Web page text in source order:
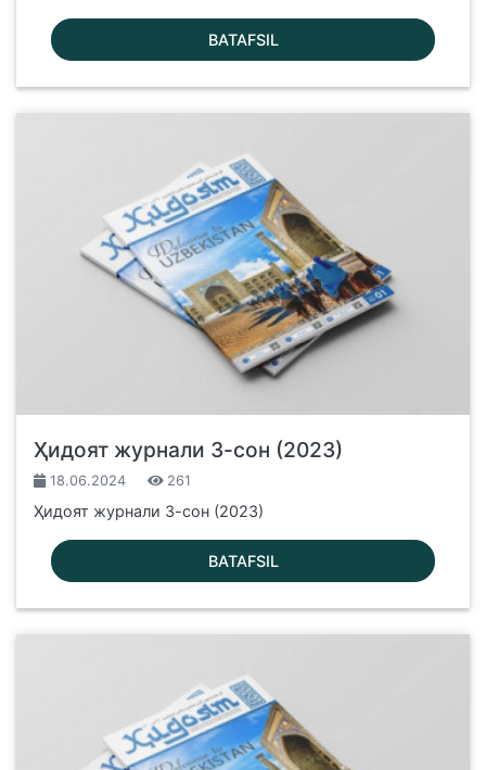
BATAFSIL
Ҳидоят журнали 3-сон (2023)
18.06.2024 261
Ҳидоят журнали 3-сон (2023)
BATAFSIL